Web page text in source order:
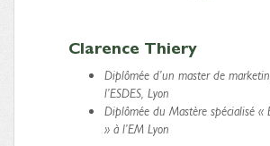
Clarence Thiery
Diplômée d’un master de
l’ESDES, Lyon
Diplômée du Mastère spécialisé «
» à l’EM Lyon